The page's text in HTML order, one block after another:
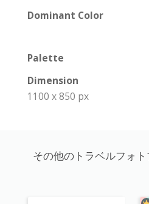
Dominant Color
Palette
Dimension
1100 x 850 px
その他のトラベルフォ